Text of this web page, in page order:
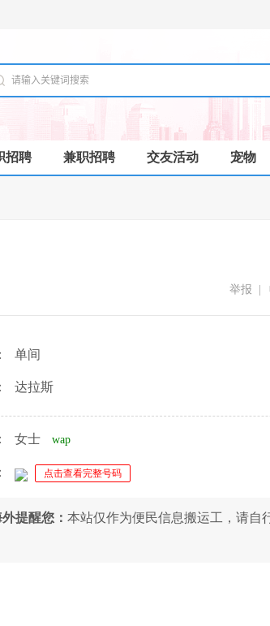
招聘 兼职招聘 交友活动 宠物
举报
单间
达拉斯
女士 wap
点击查看完整号码
提醒您： 本站仅作为便民信息搬运工，请自